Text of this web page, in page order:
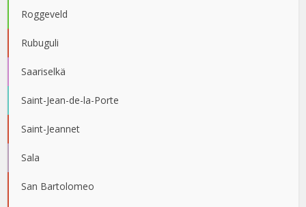
Roggeveld
Rubuguli
Saariselkä
Saint-Jean-de-la-Porte
Saint-Jeannet
Sala
San Bartolomeo